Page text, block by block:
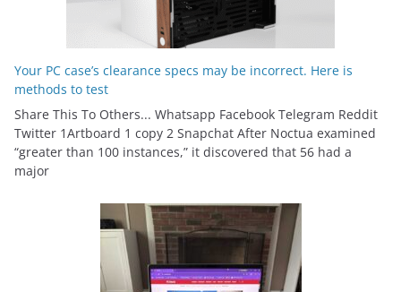
Your PC case’s clearance specs may be incorrect. Here is
methods to test
Share This To Others... Whatsapp Facebook Telegram Reddit
Twitter 1Artboard 1 copy 2 Snapchat After Noctua examined
“greater than 100 instances,” it discovered that 56 had a
major